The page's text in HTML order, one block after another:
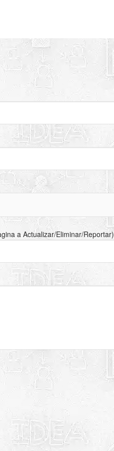
a Actualizar/Eliminar/Reportar)